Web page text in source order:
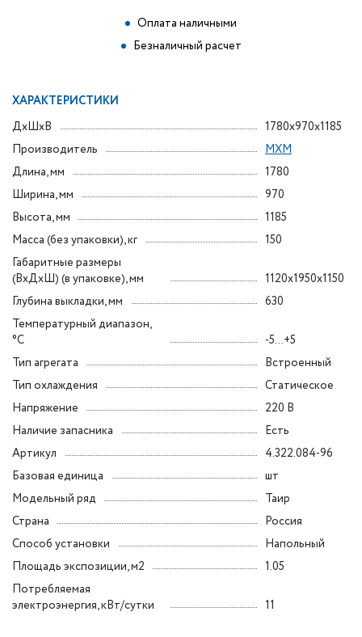
Оплата наличными
Безналичный расчет
ХАРАКТЕРИСТИКИ
ДxШxВ
1780x970x1185
Производитель
МХМ
Длина, мм
1780
Ширина, мм
970
Высота, мм
1185
Масса (без упаковки), кг
150
Габаритные размеры
(ВxДxШ) (в упаковке), мм
1120x1950x1150
Глубина выкладки, мм
630
Температурный диапазон,
°C
-5...+5
Тип агрегата
Встроенный
Тип охлаждения
Статическое
Напряжение
220 В
Наличие запасника
Есть
Артикул
4.322.084-96
Базовая единица
шт
Модельный ряд
Таир
Страна
Россия
Способ установки
Напольный
Площадь экспозиции, м2
1.05
Потребляемая
электроэнергия, кВт/сутки
11